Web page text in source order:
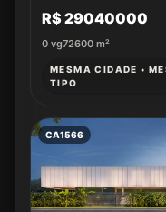
R$ 29040000
0 vg72600 m²
MESMA CIDADE •
TIPO
CA1566